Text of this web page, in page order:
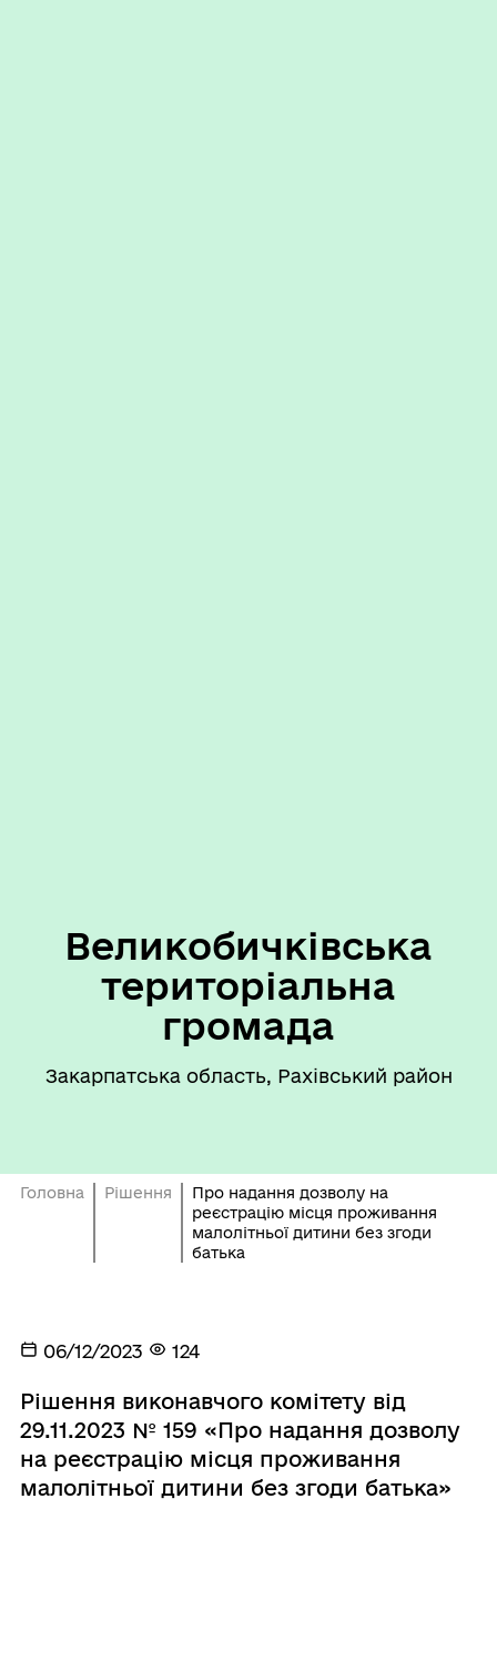
Великобичківська
територіальна
громада
Закарпатська область, Рахівський район
Головна Рішення
Про надання дозволу на
реєстрацію місця проживання
малолітньої дитини без згоди
батька
06/12/2023 124
Рішення виконавчого комітету від
29.11.2023 № 159 «Про надання дозволу
на реєстрацію місця проживання
малолітньої дитини без згоди батька»